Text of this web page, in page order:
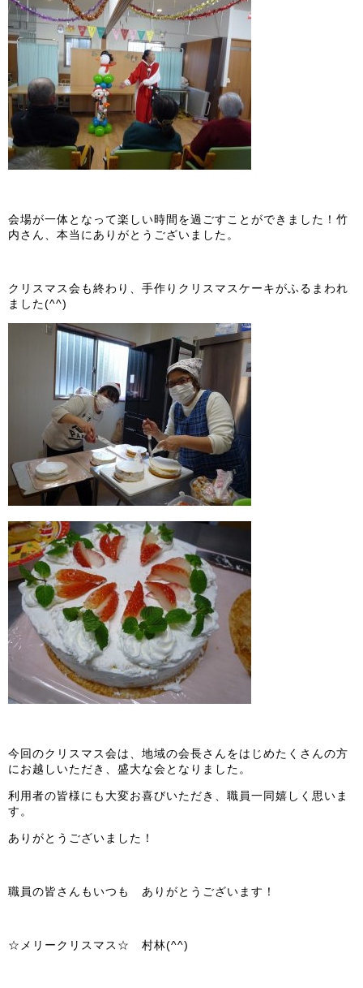
会場が一体となって楽しい時間を過ごすことができました！竹
内さん、本当にありがとうございました。
クリスマス会も終わり、手作りクリスマスケーキがふるまわれ
ました(^^)
今回のクリスマス会は、地域の会長さんをはじめたくさんの方
にお越しいただき、盛大な会となりました。
利用者の皆様にも大変お喜びいただき、職員一同嬉しく思いま
す。
ありがとうございました！
職員の皆さんもいつも ありがとうございます！
☆メリークリスマス☆ 村林(^^)